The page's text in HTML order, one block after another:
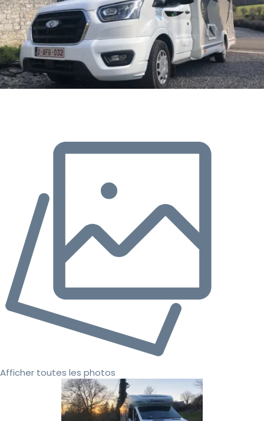
Afficher toutes les photos